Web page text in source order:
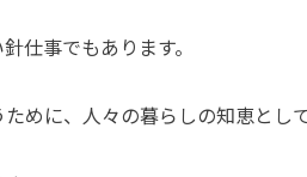
仕事でもあります。
めに、人々の暮らしの知恵とし